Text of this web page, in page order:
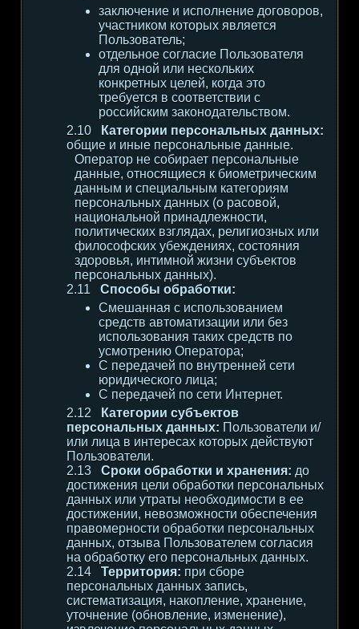
заключение и исполнение договоров,
участником которых является
Пользователь;
отдельное согласие Пользователя
для одной или нескольких
конкретных целей, когда это
требуется в соответствии с
российским законодательством.
Категории персональных данных:
общие и иные персональные данные.
Оператор не собирает персональные
данные, относящиеся к биометрическим
данным и специальным категориям
персональных данных (о расовой,
национальной принадлежности,
политических взглядах, религиозных или
философских убеждениях, состояния
здоровья, интимной жизни субъектов
персональных данных).
Способы обработки:
Смешанная с использованием
средств автоматизации или без
использования таких средств по
усмотрению Оператора;
С передачей по внутренней сети
юридического лица;
С передачей по сети Интернет.
Категории субъектов
персональных данных: Пользователи и/
или лица в интересах которых действуют
Пользователи.
Сроки обработки и хранения: до
достижения цели обработки персональных
данных или утраты необходимости в ее
достижении, невозможности обеспечения
правомерности обработки персональных
данных, отзыва Пользователем согласия
на обработку его персональных данных.
Территория: при сборе
персональных данных запись,
систематизация, накопление, хранение,
уточнение (обновление, изменение),